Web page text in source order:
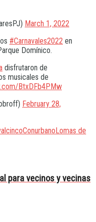
March 1, 2022
#Carnavales2022 en
Domínico.
disfrutaron de
musicales de
BtxDFb4PMw
February 28,
cincoConurbanoLomas de
para vecinos y vecinas